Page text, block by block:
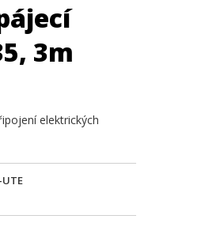
3m
elektrických
UTE